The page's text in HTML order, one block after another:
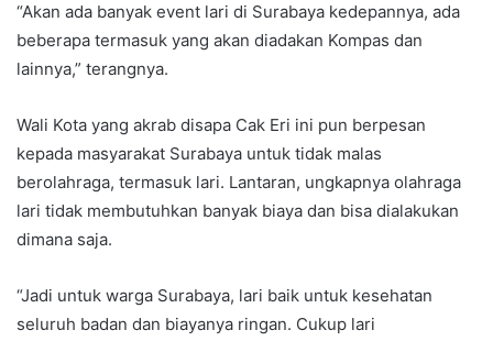
“Akan ada banyak event lari di Surabaya kedepannya, ada
beberapa termasuk yang akan diadakan Kompas dan
lainnya,” terangnya.
Wali Kota yang akrab disapa Cak Eri ini pun berpesan
kepada masyarakat Surabaya untuk tidak malas
berolahraga, termasuk lari. Lantaran, ungkapnya olahraga
lari tidak membutuhkan banyak biaya dan bisa dialakukan
dimana saja.
“Jadi untuk warga Surabaya, lari baik untuk kesehatan
seluruh badan dan biayanya ringan. Cukup lari